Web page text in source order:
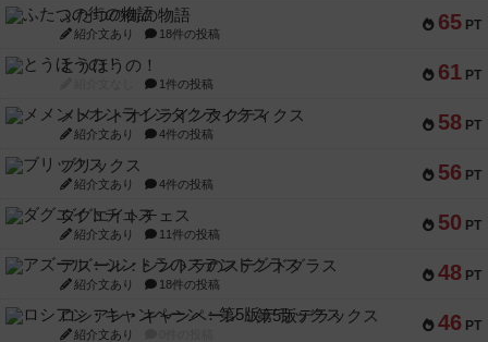
65 PT
ふたつの街の物語
紹介文あり 18件の投稿
61 PT
とうほうの！
1件の投稿
58 PT
メメントオンラインタクティクス
紹介文あり 4件の投稿
56 PT
ブリックス
紹介文あり 4件の投稿
50 PT
ダグエイトチェス
紹介文あり 11件の投稿
48 PT
アズール：シントラのステンドグラス
紹介文あり 18件の投稿
46 PT
ロシアン・キャンペーン：第5版デラックス
紹介文あり